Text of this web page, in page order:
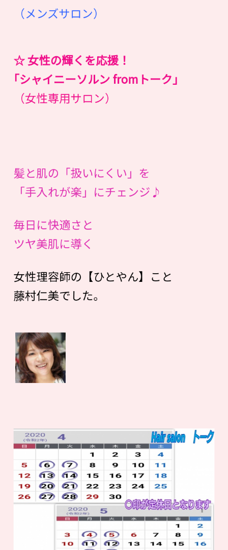
（メンズサロン）
☆ 女性の輝くを応援！
｢シャイニーソルン fromトーク｣
（女性専用サロン）
髪と肌の「扱いにくい」を
「手入れが楽」にチェンジ♪
毎日に快適さと
ツヤ美肌に導く
女性理容師の【ひとやん】こと
藤村仁美でした。